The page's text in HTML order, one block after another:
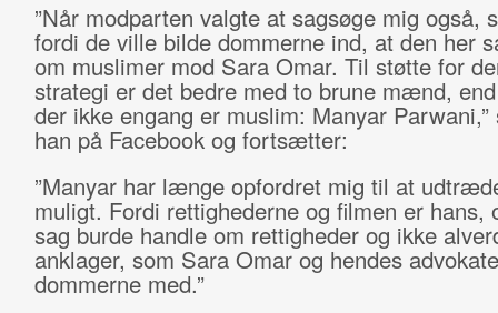
”Når modparten valgte at sagsøge mig også,
fordi de ville bilde dommerne ind, at den her
om muslimer mod Sara Omar. Til støtte for
strategi er det bedre med to brune mænd,
der ikke engang er muslim: Manyar Parwani,”
han på Facebook og fortsætter:
”Manyar har længe opfordret mig til at
muligt. Fordi rettighederne og filmen er hans,
sag burde handle om rettigheder og ikke
anklager, som Sara Omar og hendes
dommerne med.”